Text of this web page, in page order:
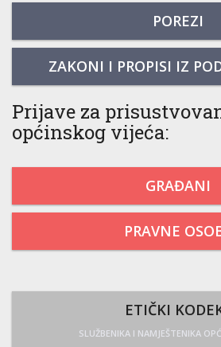
POREZI
ZAKONI I PROPISI IZ
Prijave za
općinskog vijeća:
GRAĐANI
PRAVNE
ETIČKI
SLUŽBENIKA I NAMJEŠTENIKA